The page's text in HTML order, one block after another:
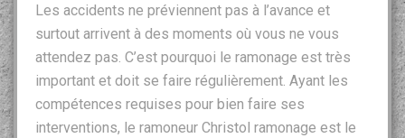
Les accidents ne préviennent pas à l’avance et
surtout arrivent à des moments où vous ne vous
attendez pas. C’est pourquoi le ramonage est très
important et doit se faire régulièrement. Ayant les
compétences requises pour bien faire ses
interventions, le ramoneur Christol ramonage est le